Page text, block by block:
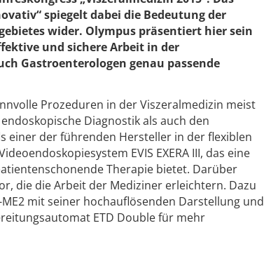
spiegelt dabei die Bedeutung der
wider. Olympus präsentiert hier sein
und sichere Arbeit in der
Gastroenterologen genau passende
Prozeduren in der Viszeralmedizin meist
Diagnostik als auch den
einer der führenden Hersteller in der flexiblen
EVIS EXERA III, das eine
Therapie bietet. Darüber
die die Arbeit der Mediziner erleichtern. Dazu
mit seiner hochauflösenden Darstellung und
ETD Double für mehr